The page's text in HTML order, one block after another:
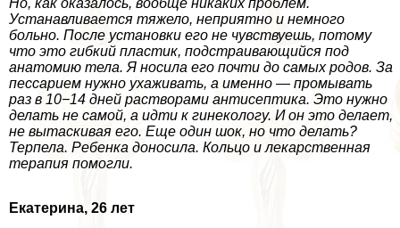
Устанавливается тяжело, неприятно и немного
больно. После установки его не чувствуешь, потому
что это гибкий пластик, подстраивающийся под
анатомию тела. Я носила его почти до самых родов. За
пессарием нужно ухаживать, а именно — промывать
раз в 10−14 дней растворами антисептика. Это нужно
делать не самой, а идти к гинекологу. И он это делает,
не вытаскивая его. Еще один шок, но что делать?
Терпела. Ребенка доносила. Кольцо и лекарственная
терапия помогли.
Екатерина, 26 лет